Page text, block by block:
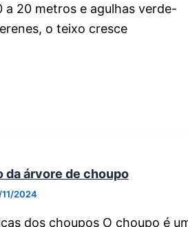
a 20 metros e agulhas verde-
o teixo cresce
da árvore de choupo
2024
dos choupos O choupo é